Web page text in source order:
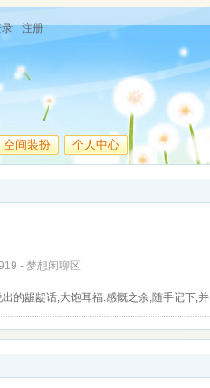
注册
空间装扮 个人中心
- 梦想闲聊区
的龌龊话,大饱耳福.感慨之余,随手记下,并